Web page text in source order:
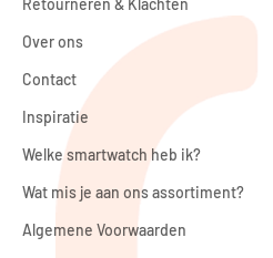
Over ons
Contact
Inspiratie
Welke smartwatch heb ik?
Wat mis je aan ons assortiment?
Algemene Voorwaarden